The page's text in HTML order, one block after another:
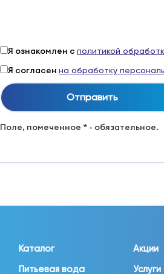
Я ознакомлен с политикой
Я согласен на обработку
Поле, помеченное * - обязательное.
Каталог
Питьевая вода
Акции
Услуги